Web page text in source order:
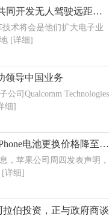
LG联手地图商HERE 共同开发无人驾驶远距离通信技术
术将会是他们扩大电子业
[详细]
领导中国业务
公司Qualcomm Technologies
细]
苹果就降速门致歉 将iPhone电池更换价格降至29美元
，苹果公司周四发表声明，
[详细]
伯投资，正与政府商谈